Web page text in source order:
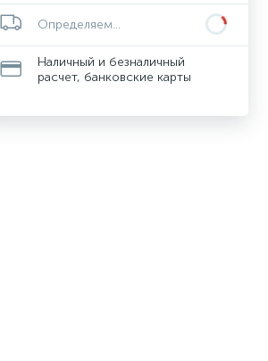
Определяем...
Наличный и безналичный
расчет, банковские карты